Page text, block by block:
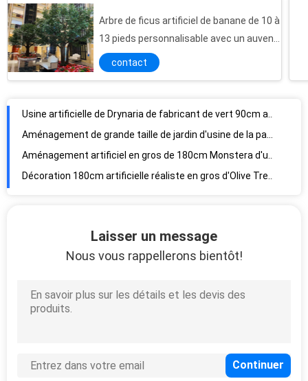
Arbre de ficus artificiel de banane de 10 à
13 pieds personnalisable avec un auvent
dense - pièce maîtresse du hall pour les
espaces commerciaux
contact
Vraie usine succulente artificielle verte du contact 11.5cm pour le bureau
Usine artificielle peu coûteuse d'hortensia d'usine pour la décoration d'intérieur
Laisser un message
Nous vous rappellerons bientôt!